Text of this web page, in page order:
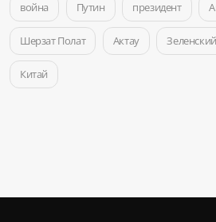
война Путин президент
Шерзат Полат Актау Зеленский
Китай